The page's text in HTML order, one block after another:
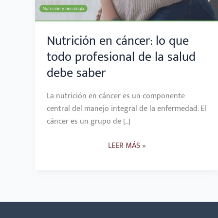
Nutrición en cáncer: lo que
todo profesional de la salud
debe saber
La nutrición en cáncer es un componente
central del manejo integral de la enfermedad. El
cáncer es un grupo de […]
DE
LA
SALUD
DEBE
SABER
LEER MÁS »